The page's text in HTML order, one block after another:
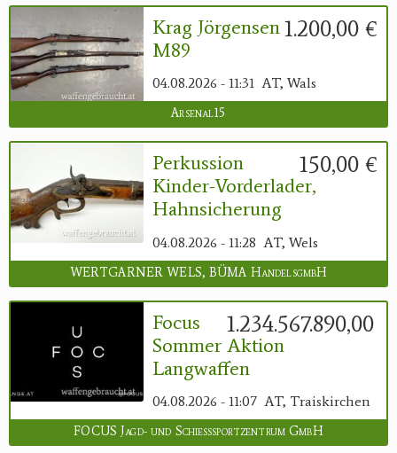
1.200,00 €
Krag Jörgensen
M89
04.08.2026 - 11:31 AT, Wals
Arsenal15
150,00 €
Perkussion
Kinder-Vorderlader,
Hahnsicherung
04.08.2026 - 11:28 AT, Wels
WERTGARNER WELS, BÜMA HandelsgmbH
1.234.567.890,00 €
Focus
Sommer Aktion
Langwaffen
04.08.2026 - 11:07 AT, Traiskirchen
FOCUS Jagd- und Schießsportzentrum GmbH